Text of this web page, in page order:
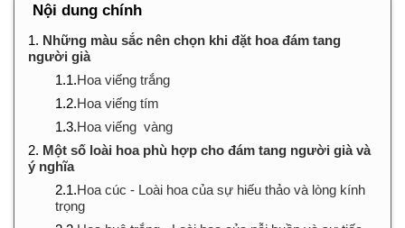
Nội dung chính
1. Những màu sắc nên chọn khi đặt hoa đám tang
người già
1.1.Hoa viếng trắng
1.2.Hoa viếng tím
1.3.Hoa viếng vàng
2. Một số loài hoa phù hợp cho đám tang người già và
ý nghĩa
2.1.Hoa cúc - Loài hoa của sự hiếu thảo và lòng kính
trọng